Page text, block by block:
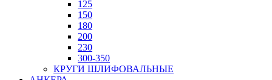
125
150
180
200
230
300-350
КРУГИ ШЛИФОВАЛЬНЫЕ